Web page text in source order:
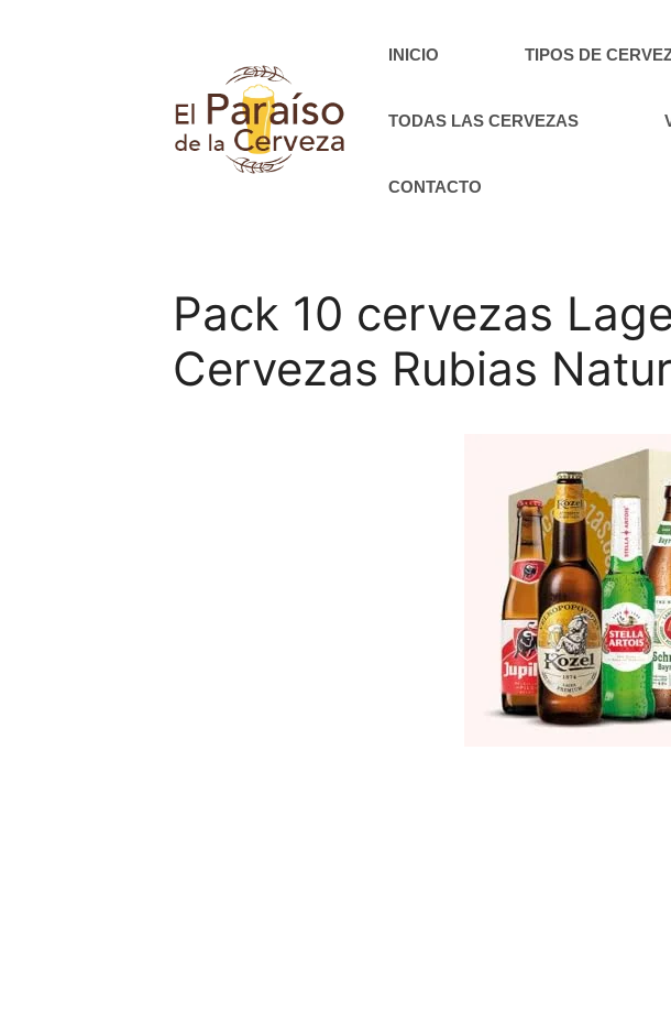
INICIO TIPOS DE
TODAS LAS CERVEZAS
CONTACTO
Pack 10 cervezas
Cervezas Rubias